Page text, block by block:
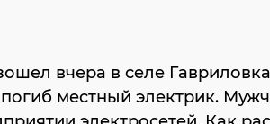
вчера в селе Гавриловка
местный электрик.